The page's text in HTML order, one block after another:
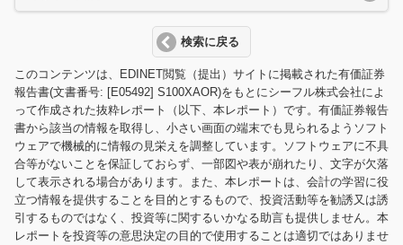
検索に戻る
このコンテンツは、EDINET閲覧（提出）サイトに掲載された有価証券
報告書(文書番号: [E05492] S100XAOR)をもとにシーフル株式会社によ
って作成された抜粋レポート（以下、本レポート）です。有価証券報告
書から該当の情報を取得し、小さい画面の端末でも見られるようソフト
ウェアで機械的に情報の見栄えを調整しています。ソフトウェアに不具
合等がないことを保証しておらず、一部図や表が崩れたり、文字が欠落
して表示される場合があります。また、本レポートは、会計の学習に役
立つ情報を提供することを目的とするもので、投資活動等を勧誘又は誘
引するものではなく、投資等に関するいかなる助言も提供しません。本
レポートを投資等の意思決定の目的で使用することは適切ではありませ